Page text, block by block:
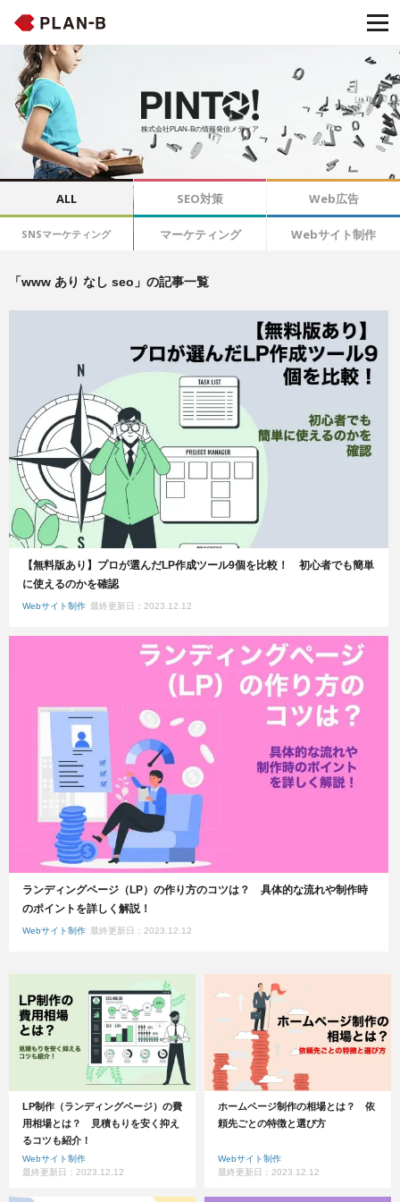
株式会社PLAN-Bの情報発信メディア
ALL SEO対策 Web広告
SNSマーケティング マーケティング Webサイト制作
「www あり なし seo」の記事一覧
【無料版あり】プロが選んだLP作成ツール9個を比較！ 初心者でも簡単
に使えるのかを確認
Webサイト制作 最終更新日：2023.12.12
ランディングページ（LP）の作り方のコツは？ 具体的な流れや制作時
のポイントを詳しく解説！
Webサイト制作 最終更新日：2023.12.12
LP制作（ランディングページ）の費
用相場とは？ 見積もりを安く抑え
るコツも紹介！
Webサイト制作
最終更新日：2023.12.12
ホームページ制作の相場とは？ 依
頼先ごとの特徴と選び方
Webサイト制作
最終更新日：2023.12.12